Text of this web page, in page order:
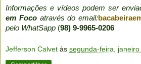
Informações e vídeos podem ser
em Focoatravés do email:
pelo WhatSapp (98) 9-9965-0206
Jefferson Calvet às segunda-feira,